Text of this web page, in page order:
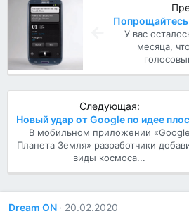
Попрощайтесь
У вас
месяца,
Следующая:
В мобильном приложении «Google
Планета Земля» разработчики
виды космоса...
Dream ON 20.02.2020